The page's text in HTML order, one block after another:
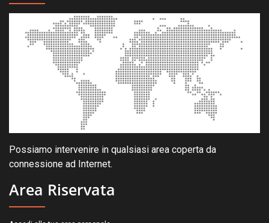
Possiamo intervenire in qualsiasi area coperta da
connessione ad Internet.
Area Riservata